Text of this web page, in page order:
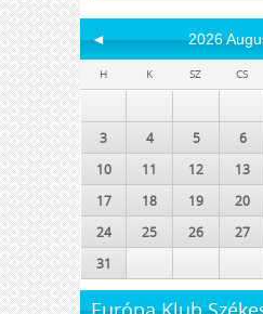
◄ 2026
H K SZ CS
3
4 5 6
10
11 12 13
17
18 19 20
24
25 26 27
31